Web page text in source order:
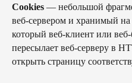
Cookies — небольшой
веб-сервером и хранимый на
который веб-клиент или
пересылает веб-серверу в
открыть страницу